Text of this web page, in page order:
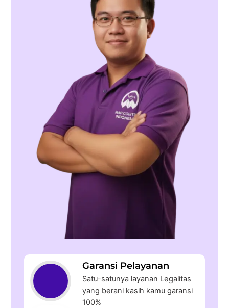
Garansi Pelayanan
Satu-satunya layanan Legalitas
yang berani kasih kamu garansi
100%